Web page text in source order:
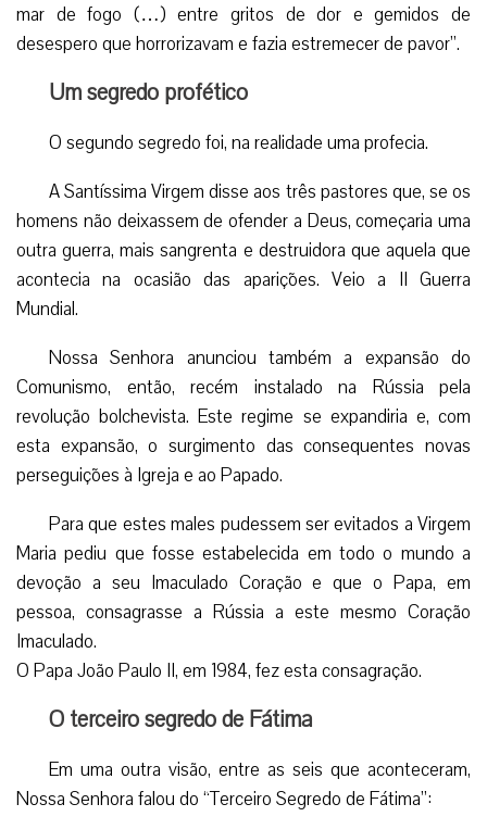
mar de fogo (…) entre gritos de dor e gemidos de
desespero que horrorizavam e fazia estremecer de pavor”.
Um segredo profético
O segundo segredo foi, na realidade uma profecia.
A Santíssima Virgem disse aos três pastores que, se os
homens não deixassem de ofender a Deus, começaria uma
outra guerra, mais sangrenta e destruidora que aquela que
acontecia na ocasião das aparições. Veio a II Guerra
Mundial.
Nossa Senhora anunciou também a expansão do
Comunismo, então, recém instalado na Rússia pela
revolução bolchevista. Este regime se expandiria e, com
esta expansão, o surgimento das consequentes novas
perseguições à Igreja e ao Papado.
Para que estes males pudessem ser evitados a Virgem
Maria pediu que fosse estabelecida em todo o mundo a
devoção a seu Imaculado Coração e que o Papa, em
pessoa, consagrasse a Rússia a este mesmo Coração
Imaculado.
O Papa João Paulo II, em 1984, fez esta consagração.
O terceiro segredo de Fátima
Em uma outra visão, entre as seis que aconteceram,
Nossa Senhora falou do “Terceiro Segredo de Fátima”: